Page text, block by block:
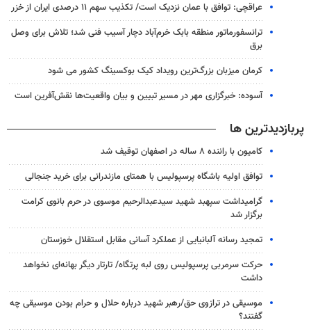
عراقچی: توافق با عمان نزدیک است/ تکذیب سهم ۱۱ درصدی ایران از خزر
ترانسفورماتور منطقه بابک خرم‌آباد دچار آسیب فنی شد؛ تلاش برای وصل
برق
کرمان میزبان بزرگ‌ترین رویداد کیک‌ بوکسینگ کشور می شود
آسوده: خبرگزاری مهر در مسیر تبیین و بیان واقعیت‌ها نقش‌آفرین است
پربازدیدترین ها
کامیون با راننده ۸ ساله در اصفهان توقیف شد
توافق اولیه باشگاه پرسپولیس با همتای مازندرانی برای خرید جنجالی
گرامیداشت سپهبد شهید سیدعبدالرحیم موسوی در حرم بانوی کرامت
برگزار شد
تمجید رسانه آلبانیایی از عملکرد آسانی مقابل استقلال خوزستان
حرکت سرمربی پرسپولیس روی لبه پرتگاه/ تارتار دیگر بهانه‌ای نخواهد
داشت
موسیقی در ترازوی حق/رهبر شهید درباره حلال و حرام بودن موسیقی چه
گفتند؟